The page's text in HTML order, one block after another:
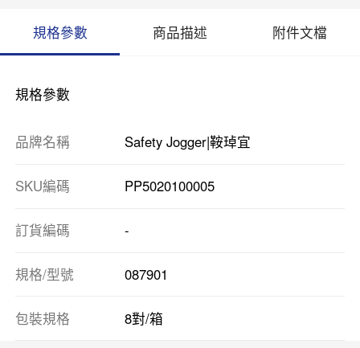
規格參數 商品描述 附件文檔
規格參數
品牌名稱 Safety Jogger|鞍琸宜
SKU編碼 PP5020100005
訂貨編碼 -
規格/型號 087901
包裝規格 8對/箱